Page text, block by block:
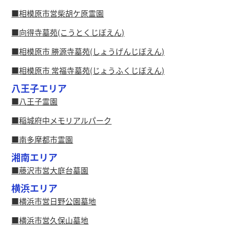
相模原市営柴胡ケ原霊園
向得寺墓苑(こうとくじぼえん)
相模原市 勝源寺墓苑(しょうげんじぼえん)
相模原市 常福寺墓苑(じょうふくじぼえん)
八王子エリア
八王子霊園
稲城府中メモリアルパーク
南多摩都市霊園
湘南エリア
藤沢市営大庭台墓園
横浜エリア
横浜市営日野公園墓地
横浜市営久保山墓地